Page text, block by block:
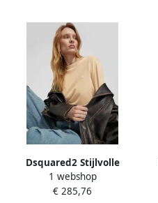
Dsquared2 Stijlvolle
Herenkleding Collectie
Beige Dames
1 webshop
€ 285,76